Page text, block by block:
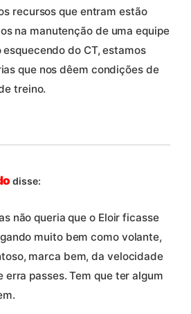
recursos que entram estão
na manutenção de uma equipe
do CT, estamos
que nos dêem condições de
treino.
disse:
não queria que o Eloir ficasse
muito bem como volante,
marca bem, da velocidade
passes. Tem que ter algum